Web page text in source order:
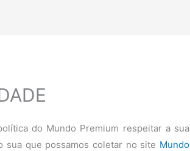
do Mundo Premium respeitar a sua
sua que possamos coletar no site Mundo